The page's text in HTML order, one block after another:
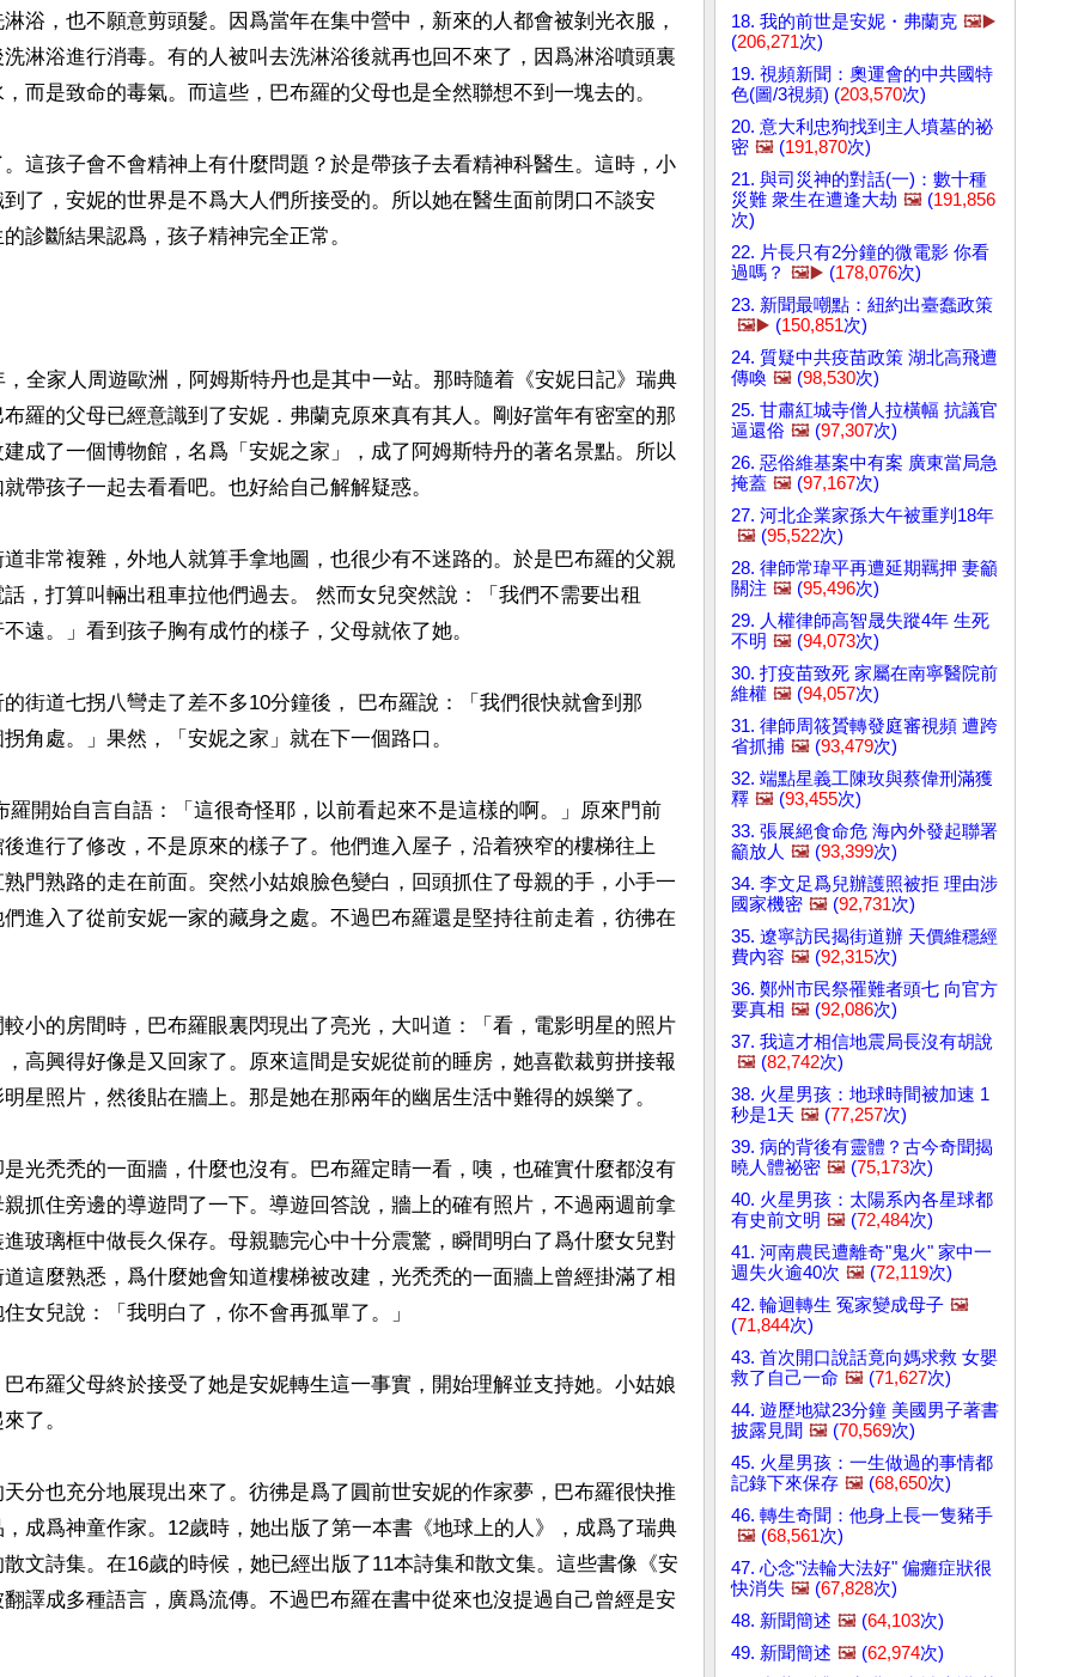
浴，也不願意剪頭髮。因爲當年在集中營中，新來的人都會被剝光衣服，
淋浴進行消毒。有的人被叫去洗淋浴後就再也回不來了，因爲淋浴噴頭裏
而是致命的毒氣。而這些，巴布羅的父母也是全然聯想不到一塊去的。
這孩子會不會精神上有什麼問題？於是帶孩子去看精神科醫生。這時，小
了，安妮的世界是不爲大人們所接受的。所以她在醫生面前閉口不談安
診斷結果認爲，孩子精神完全正常。
全家人周遊歐洲，阿姆斯特丹也是其中一站。那時隨着《安妮日記》瑞典
羅的父母已經意識到了安妮．弗蘭克原來真有其人。剛好當年有密室的那
成了一個博物館，名爲「安妮之家」，成了阿姆斯特丹的著名景點。所以
帶孩子一起去看看吧。也好給自己解解疑惑。
非常複雜，外地人就算手拿地圖，也很少有不迷路的。於是巴布羅的父親
，打算叫輛出租車拉他們過去。 然而女兒突然說：「我們不需要出租
遠。」看到孩子胸有成竹的樣子，父母就依了她。
街道七拐八彎走了差不多10分鐘後， 巴布羅說：「我們很快就會到那
角處。」果然，「安妮之家」就在下一個路口。
羅開始自言自語：「這很奇怪耶，以前看起來不是這樣的啊。」原來門前
進行了修改，不是原來的樣子了。他們進入屋子，沿着狹窄的樓梯往上
門熟路的走在前面。突然小姑娘臉色變白，回頭抓住了母親的手，小手一
進入了從前安妮一家的藏身之處。不過巴布羅還是堅持往前走着，彷彿在
小的房間時，巴布羅眼裏閃現出了亮光，大叫道：「看，電影明星的照片
高興得好像是又回家了。原來這間是安妮從前的睡房，她喜歡裁剪拼接報
星照片，然後貼在牆上。那是她在那兩年的幽居生活中難得的娛樂了。
光禿禿的一面牆，什麼也沒有。巴布羅定睛一看，咦，也確實什麼都沒有
抓住旁邊的導遊問了一下。導遊回答說，牆上的確有照片，不過兩週前拿
玻璃框中做長久保存。母親聽完心中十分震驚，瞬間明白了爲什麼女兒對
這麼熟悉，爲什麼她會知道樓梯被改建，光禿禿的一面牆上曾經掛滿了相
女兒說：「我明白了，你不會再孤單了。」
布羅父母終於接受了她是安妮轉生這一事實，開始理解並支持她。小姑娘
了。
分也充分地展現出來了。彷彿是爲了圓前世安妮的作家夢，巴布羅很快推
成爲神童作家。12歲時，她出版了第一本書《地球上的人》，成爲了瑞典
文詩集。在16歲的時候，她已經出版了11本詩集和散文集。這些書像《安
譯成多種語言，廣爲流傳。不過巴布羅在書中從來也沒提過自己曾經是安
18. 我的前世是安妮・弗蘭克 🖼️▶️
(206,271次)
19. 視頻新聞：奧運會的中共國特
色(圖/3視頻) (203,570次)
20. 意大利忠狗找到主人墳墓的祕
密 🖼️ (191,870次)
21. 與司災神的對話(一)：數十種
災難 衆生在遭逢大劫 🖼️ (191,856
次)
22. 片長只有2分鐘的微電影 你看
過嗎？ 🖼️▶️ (178,076次)
23. 新聞最嘲點：紐約出臺蠢政策
🖼️▶️ (150,851次)
24. 質疑中共疫苗政策 湖北高飛遭
傳喚 🖼️ (98,530次)
25. 甘肅紅城寺僧人拉橫幅 抗議官
逼還俗 🖼️ (97,307次)
26. 惡俗維基案中有案 廣東當局急
掩蓋 🖼️ (97,167次)
27. 河北企業家孫大午被重判18年
🖼️ (95,522次)
28. 律師常瑋平再遭延期羈押 妻籲
關注 🖼️ (95,496次)
29. 人權律師高智晟失蹤4年 生死
不明 🖼️ (94,073次)
30. 打疫苗致死 家屬在南寧醫院前
維權 🖼️ (94,057次)
31. 律師周筱贇轉發庭審視頻 遭跨
省抓捕 🖼️ (93,479次)
32. 端點星義工陳玫與蔡偉刑滿獲
釋 🖼️ (93,455次)
33. 張展絕食命危 海內外發起聯署
籲放人 🖼️ (93,399次)
34. 李文足爲兒辦護照被拒 理由涉
國家機密 🖼️ (92,731次)
35. 遼寧訪民揭街道辦 天價維穩經
費內容 🖼️ (92,315次)
36. 鄭州市民祭罹難者頭七 向官方
要真相 🖼️ (92,086次)
37. 我這才相信地震局長沒有胡說
🖼️ (82,742次)
38. 火星男孩：地球時間被加速 1
秒是1天 🖼️ (77,257次)
39. 病的背後有靈體？古今奇聞揭
曉人體祕密 🖼️ (75,173次)
40. 火星男孩：太陽系內各星球都
有史前文明 🖼️ (72,484次)
41. 河南農民遭離奇"鬼火" 家中一
週失火逾40次 🖼️ (72,119次)
42. 輪迴轉生 冤家變成母子 🖼️
(71,844次)
43. 首次開口說話竟向媽求救 女嬰
救了自己一命 🖼️ (71,627次)
44. 遊歷地獄23分鐘 美國男子著書
披露見聞 🖼️ (70,569次)
45. 火星男孩：一生做過的事情都
記錄下來保存 🖼️ (68,650次)
46. 轉生奇聞：他身上長一隻豬手
🖼️ (68,561次)
47. 心念"法輪大法好" 偏癱症狀很
快消失 🖼️ (67,828次)
48. 新聞簡述 🖼️ (64,103次)
49. 新聞簡述 🖼️ (62,974次)